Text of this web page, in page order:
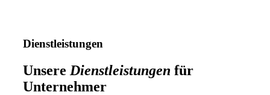
Dienstleistungen
Unsere Dienstleistungen für
Unternehmer